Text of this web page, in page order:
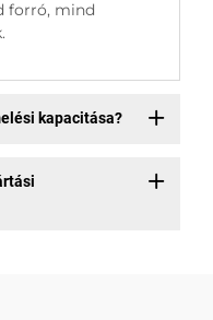
forró, mind
kapacitása?